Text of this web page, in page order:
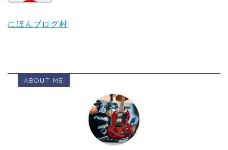
にほんブログ村
ABOUT ME